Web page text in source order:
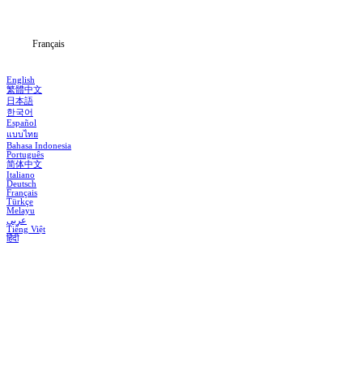
Français
English
繁體中文
日本語
한국어
Español
แบบไทย
Bahasa Indonesia
Português
简体中文
Italiano
Deutsch
Français
Türkçe
Melayu
عربي
Tiếng Việt
हिंदी